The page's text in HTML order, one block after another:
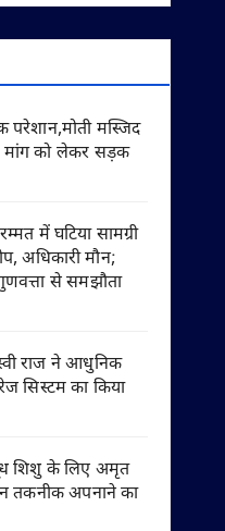
परेशान,मोती मस्जिद
मांग को लेकर सड़क
में घटिया सामग्री
अधिकारी मौन;
से समझौता
राज ने आधुनिक
सिस्टम का किया
शिशु के लिए अमृत
तकनीक अपनाने का